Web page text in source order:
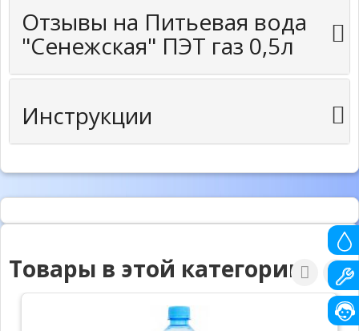
Отзывы на Питьевая вода
"Сенежская" ПЭТ газ 0,5л
Инструкции
Товары в этой категории